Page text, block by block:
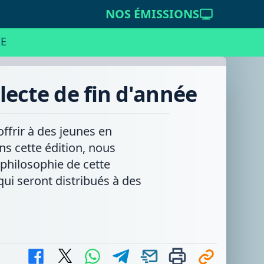
NOS ÉMISSIONS
de fin d'année
à des jeunes en
cette édition, nous
de cette
seront distribués à des